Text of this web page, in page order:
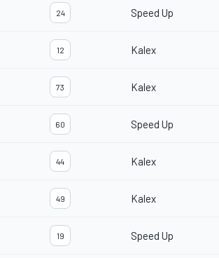
24 Speed Up
12 Kalex
73 Kalex
60 Speed Up
44 Kalex
49 Kalex
19 Speed Up